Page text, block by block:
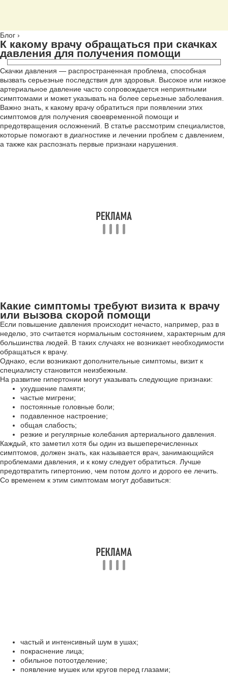
Блог ›
К какому врачу обращаться при скачках
давления для получения помощи
Скачки давления — распространенная проблема, способная
вызвать серьезные последствия для здоровья. Высокое или низкое
артериальное давление часто сопровождается неприятными
симптомами и может указывать на более серьезные заболевания.
Важно знать, к какому врачу обратиться при появлении этих
симптомов для получения своевременной помощи и
предотвращения осложнений. В статье рассмотрим специалистов,
которые помогают в диагностике и лечении проблем с давлением,
а также как распознать первые признаки нарушения.
Какие симптомы требуют визита к врачу
или вызова скорой помощи
Если повышение давления происходит нечасто, например, раз в
неделю, это считается нормальным состоянием, характерным для
большинства людей. В таких случаях не возникает необходимости
обращаться к врачу.
Однако, если возникают дополнительные симптомы, визит к
специалисту становится неизбежным.
На развитие гипертонии могут указывать следующие признаки:
ухудшение памяти;
частые мигрени;
постоянные головные боли;
подавленное настроение;
общая слабость;
резкие и регулярные колебания артериального давления.
Каждый, кто заметил хотя бы один из вышеперечисленных
симптомов, должен знать, как называется врач, занимающийся
проблемами давления, и к кому следует обратиться. Лучше
предотвратить гипертонию, чем потом долго и дорого ее лечить.
Со временем к этим симптомам могут добавиться:
частый и интенсивный шум в ушах;
покраснение лица;
обильное потоотделение;
появление мушек или кругов перед глазами;